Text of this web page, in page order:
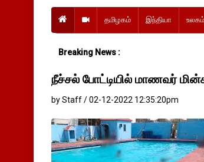
தமிழகம் இந்தியா
Breaking News :
நீச்சல் போட்டியில் மாணவர்
by Staff / 02-12-2022 12:35:20pm